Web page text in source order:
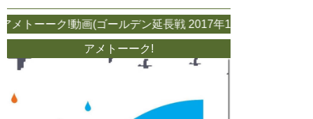
トーーク!動画(ゴールデン延長戦 2017年10月12日放送) 番
アメトーーク!